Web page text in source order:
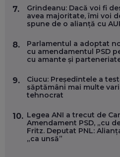
VERTICALE FĂRĂ
EP. 54
VALENTIN VANCEA,
PROCESE, DAR CE
INSTITUȚIILE STATULUI?
EP. 53
VOICU OPREAN
GLOBALĂ, FĂRĂ SĂ
EP. 52
ROBERT GRAUR, FOMO:
ÎN SALĂ, DAR ÎNVĂȚĂM
7.
Grindeanu: Dacă voi fi
avea majoritate, îmi voi
spune de o alianță cu
8.
Parlamentul a adoptat
cu amendamentul PSD
cu amante și
9.
Ciucu: Președintele a
săptămâni mai multe
tehnocrat
10. Legea ANI a trecut de
Amendament PSD, „cu
Fritz. Deputat PNL:
„ca unsă”